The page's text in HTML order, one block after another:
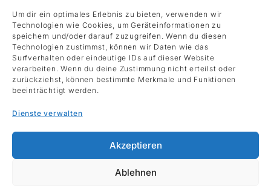
Um dir ein optimales Erlebnis zu bieten, verwenden wir
Technologien wie Cookies, um Geräteinformationen zu
speichern und/oder darauf zuzugreifen. Wenn du diesen
Technologien zustimmst, können wir Daten wie das
Surfverhalten oder eindeutige IDs auf dieser Website
verarbeiten. Wenn du deine Zustimmung nicht erteilst oder
zurückziehst, können bestimmte Merkmale und Funktionen
beeinträchtigt werden.
Dienste verwalten
Akzeptieren
Ablehnen
Kunstsammlung
Albert und Melanie
Rüegg
Rämistrasse 30
8001 Zürich